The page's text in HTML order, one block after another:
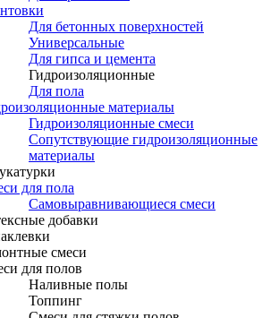
Для бетонных поверхностей
Универсальные
Для гипса и цемента
Гидроизоляционные
Для пола
материалы
Гидроизоляционные смеси
Сопутствующие гидроизоляционные
материалы
для пола
Самовыравнивающиеся смеси
добавки
смеси
для полов
Наливные полы
Топпинг